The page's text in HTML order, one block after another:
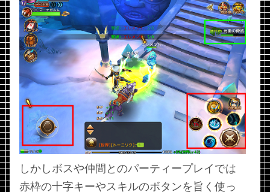
しかしボスや仲間とのパーティープレイでは
赤枠の十字キーやスキルのボタンを旨く使っ